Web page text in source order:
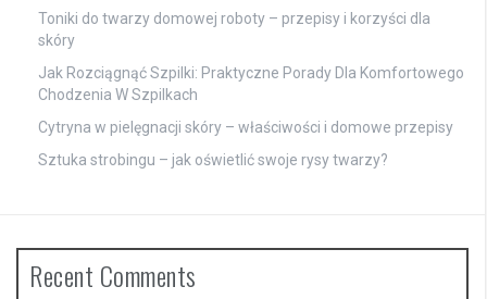
Toniki do twarzy domowej roboty – przepisy i korzyści dla
skóry
Jak Rozciągnąć Szpilki: Praktyczne Porady Dla Komfortowego
Chodzenia W Szpilkach
Cytryna w pielęgnacji skóry – właściwości i domowe przepisy
Sztuka strobingu – jak oświetlić swoje rysy twarzy?
Recent Comments